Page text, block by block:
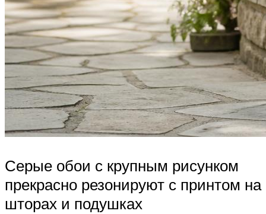
Серые обои с крупным рисунком
прекрасно резонируют с принтом на
шторах и подушках